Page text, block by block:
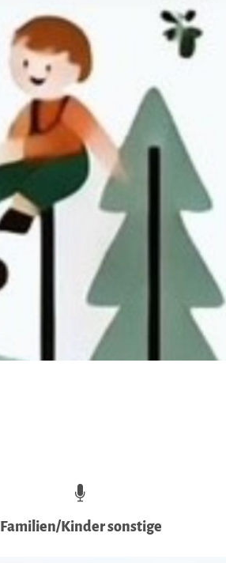
Familien/Kinder sonstige